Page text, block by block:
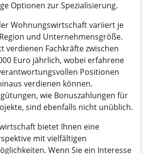
Optionen zur Spezialisierung.
Wohnungswirtschaft variiert je
und Unternehmensgröße.
verdienen Fachkräfte zwischen
Euro jährlich, wobei erfahrene
Positionen
verdienen können.
wie Bonuszahlungen für
sind ebenfalls nicht unüblich.
bietet Ihnen eine
mit vielfältigen
Wenn Sie ein Interesse